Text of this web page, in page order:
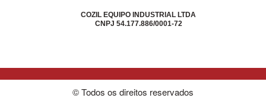
COZIL EQUIPO INDUSTRIAL LTDA
CNPJ 54.177.886/0001-72
© Todos os direitos reservados